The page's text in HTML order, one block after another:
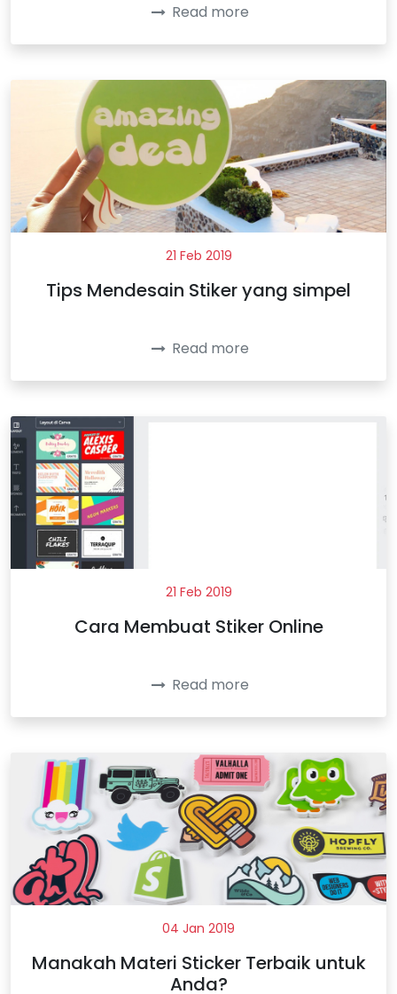
Read more
21 Feb 2019
Tips Mendesain Stiker yang simpel
Read more
21 Feb 2019
Cara Membuat Stiker Online
Read more
04 Jan 2019
Manakah Materi Sticker Terbaik untuk
Anda?